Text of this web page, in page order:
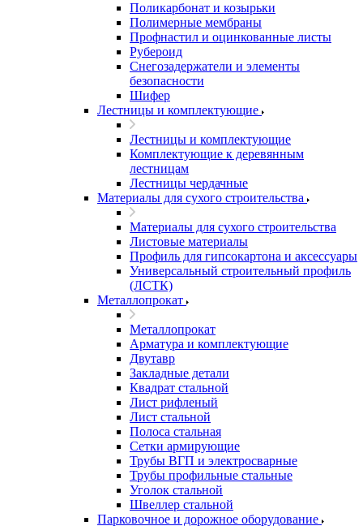
Поликарбонат и козырьки
Полимерные мембраны
Профнастил и оцинкованные листы
Рубероид
Снегозадержатели и элементы
безопасности
Шифер
Лестницы и комплектующие
Лестницы и комплектующие
Комплектующие к деревянным
лестницам
Лестницы чердачные
Материалы для сухого строительства
Материалы для сухого строительства
Листовые материалы
Профиль для гипсокартона и аксессуары
Универсальный строительный профиль
(ЛСТК)
Металлопрокат
Металлопрокат
Арматура и комплектующие
Двутавр
Закладные детали
Квадрат стальной
Лист рифленый
Лист стальной
Полоса стальная
Сетки армирующие
Трубы ВГП и электросварные
Трубы профильные стальные
Уголок стальной
Швеллер стальной
Парковочное и дорожное оборудование